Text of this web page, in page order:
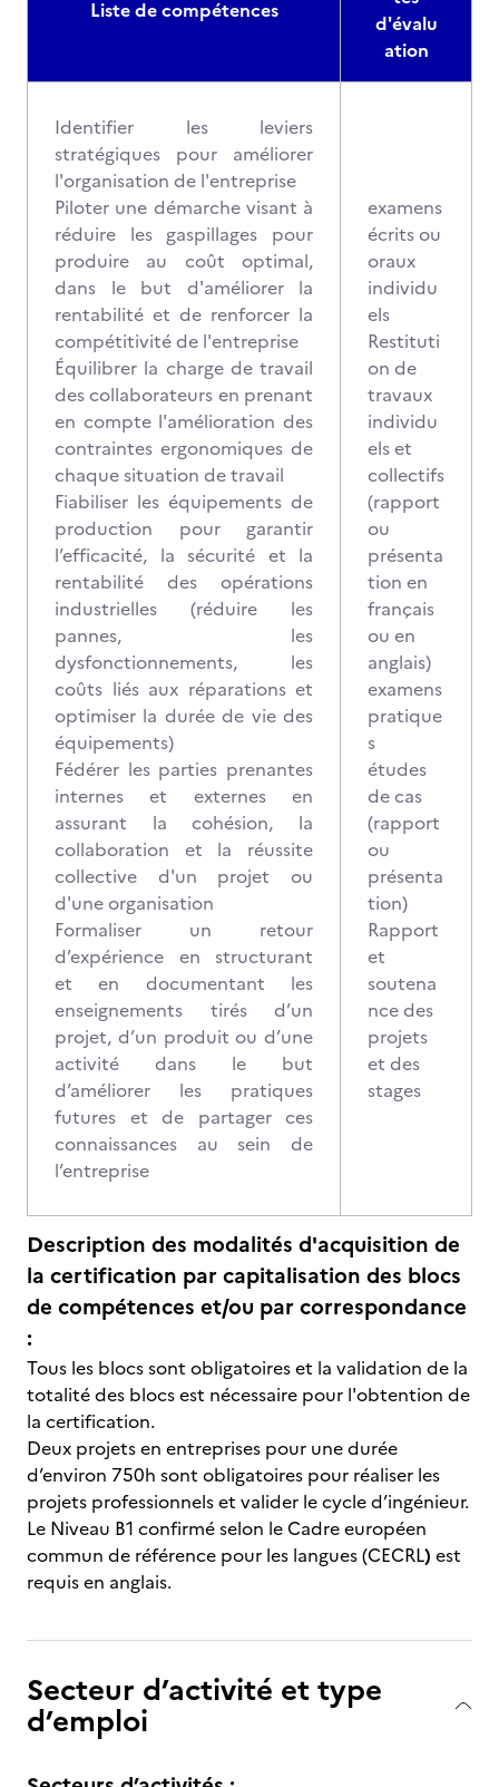
Liste de compétences
d'évalu
ation
Identifier les leviers
stratégiques pour améliorer
l'organisation de l'entreprise
Piloter une démarche visant à
réduire les gaspillages pour
produire au coût optimal,
dans le but d'améliorer la
rentabilité et de renforcer la
compétitivité de l'entreprise
Équilibrer la charge de travail
des collaborateurs en prenant
en compte l'amélioration des
contraintes ergonomiques de
chaque situation de travail
Fiabiliser les équipements de
production pour garantir
l’efficacité, la sécurité et la
rentabilité des opérations
industrielles (réduire les
pannes, les
dysfonctionnements, les
coûts liés aux réparations et
optimiser la durée de vie des
équipements)
Fédérer les parties prenantes
internes et externes en
assurant la cohésion, la
collaboration et la réussite
collective d'un projet ou
d'une organisation
Formaliser un retour
d’expérience en structurant
et en documentant les
enseignements tirés d’un
projet, d’un produit ou d’une
activité dans le but
d’améliorer les pratiques
futures et de partager ces
connaissances au sein de
l’entreprise
examens
écrits ou
oraux
individu
els
Restituti
on de
travaux
individu
els et
collectifs
(rapport
ou
présenta
tion en
français
ou en
anglais)
examens
pratique
s
études
de cas
(rapport
ou
présenta
tion)
Rapport
et
soutena
nce des
projets
et des
stages
Description des modalités d'acquisition de
la certification par capitalisation des blocs
de compétences et/ou par correspondance
:
Tous les blocs sont obligatoires et la validation de la
totalité des blocs est nécessaire pour l'obtention de
la certification.
Deux projets en entreprises pour une durée
d’environ 750h sont obligatoires pour réaliser les
projets professionnels et valider le cycle d’ingénieur.
Le Niveau B1 confirmé selon le Cadre européen
commun de référence pour les langues (CECRL) est
requis en anglais.
Secteur d’activité et type
d’emploi